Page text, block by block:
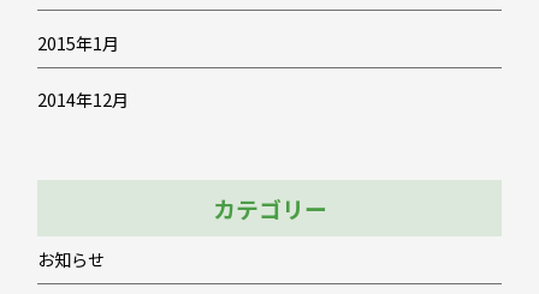
2015年1月
2014年12月
カテゴリー
お知らせ